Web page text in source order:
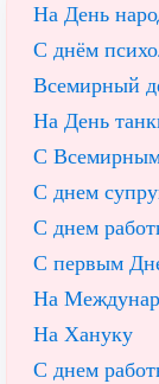
На День
С днём
Всемирный
На День
С
С днем
С днем
С первым
На
На Хануку
С днем